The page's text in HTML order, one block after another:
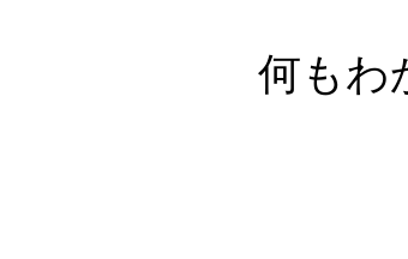
何もわ